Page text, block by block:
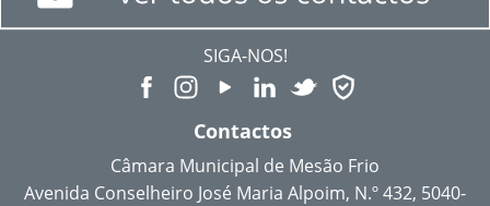
SIGA-NOS!
Contactos
Câmara Municipal de Mesão Frio
Avenida Conselheiro José Maria Alpoim, N.º 432, 5040-